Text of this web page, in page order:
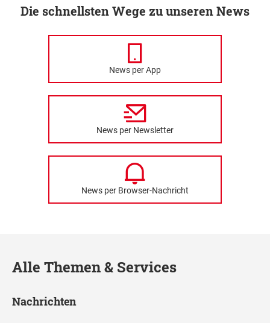
Die schnellsten Wege zu unseren News
News per App
News per Newsletter
News per Browser-Nachricht
Alle Themen & Services
Nachrichten